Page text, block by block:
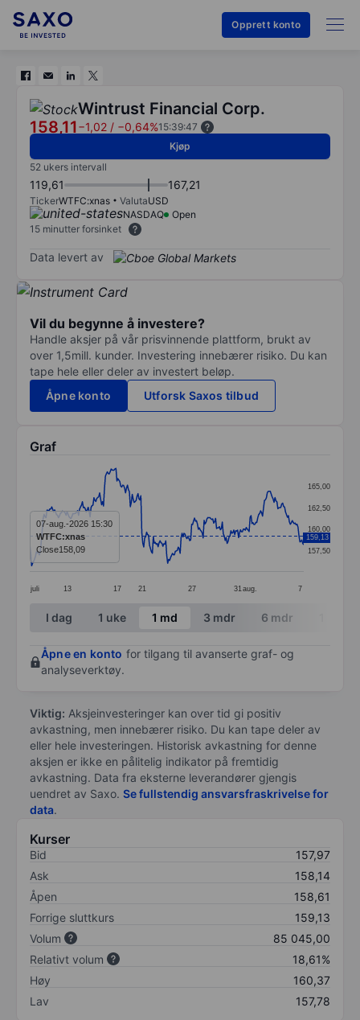
Opprett konto
Wintrust Financial Corp.
158,11−1,02 / −0,64%15:39:47
Kjøp
52 ukers intervall
119,61 167,21
TickerWTFC:xnas ValutaUSD
NASDAQ
Open
15 minutter forsinket
Data levert av
Vil du begynne å investere?
Handle aksjer på vår prisvinnende plattform, brukt av
over 1,5mill. kunder. Investering innebærer risiko. Du kan
tape hele eller deler av investert beløp.
Åpne konto
Utforsk Saxos tilbud
Graf
Line chart with 287 data points.
The chart has 1 X axis displaying categories.
The chart has 1 Y axis displaying values. Data
juli 13 17 21 27 31 aug. 7
157,50
160,00
162,50
165,00
159,13
07-aug.-2026 15:30
WTFC:xnas
Close158,09
End of interactive chart.
I dag 1 uke 1 md 3 mdr 6 mdr
Åpne en konto for tilgang til avanserte graf- og
analyseverktøy.
Viktig: Aksjeinvesteringer kan over tid gi positiv
avkastning, men innebærer risiko. Du kan tape deler av
eller hele investeringen. Historisk avkastning for denne
aksjen er ikke en pålitelig indikator på fremtidig
avkastning. Data fra eksterne leverandører gjengis
uendret av Saxo. Se fullstendig ansvarsfraskrivelse for
data.
Kurser
Bid
157,97
Ask
158,14
Åpen
158,61
Forrige sluttkurs
159,13
Volum
85 045,00
Relativt volum
18,61%
Høy
160,37
Lav
157,78